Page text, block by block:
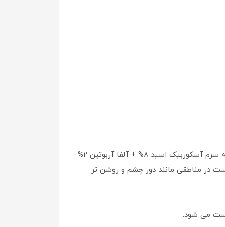
اسکوربیک اسید در واقع یک نوع ویتامین c است که خاصیت آنتی اکسیدانی قوی دارد. به دلیل وجود این ماده است که سرم آسکوربیک اسید 8% + آلفا آربوتین 2%
در مناطقی مانند دور چشم و روشن تر
می شود.